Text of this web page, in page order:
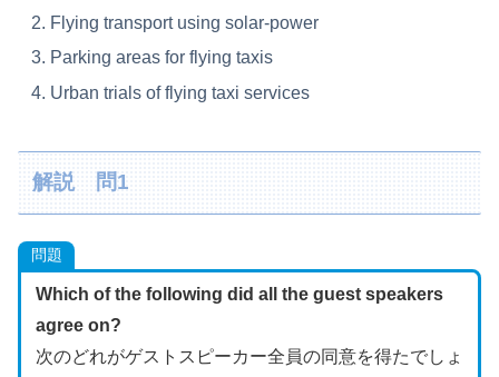
Flying transport using solar-power
Parking areas for flying taxis
Urban trials of flying taxi services
解説 問1
問題
Which of the following did all the guest speakers
agree on?
次のどれがゲストスピーカー全員の同意を得たでしょ